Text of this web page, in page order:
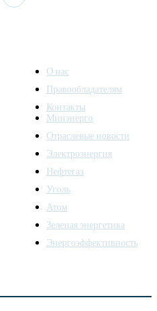
О нас
Правообладателям
Контакты
Минэнерго
Отраслевые новости
Электроэнергия
Нефтегаз
Уголь
Атом
Зеленая энергетика
Энергоэффективность